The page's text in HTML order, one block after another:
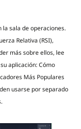
sala de operaciones.
Relativa (RSI),
más sobre ellos, lee
aplicación: Cómo
Más Populares
usarse por separado